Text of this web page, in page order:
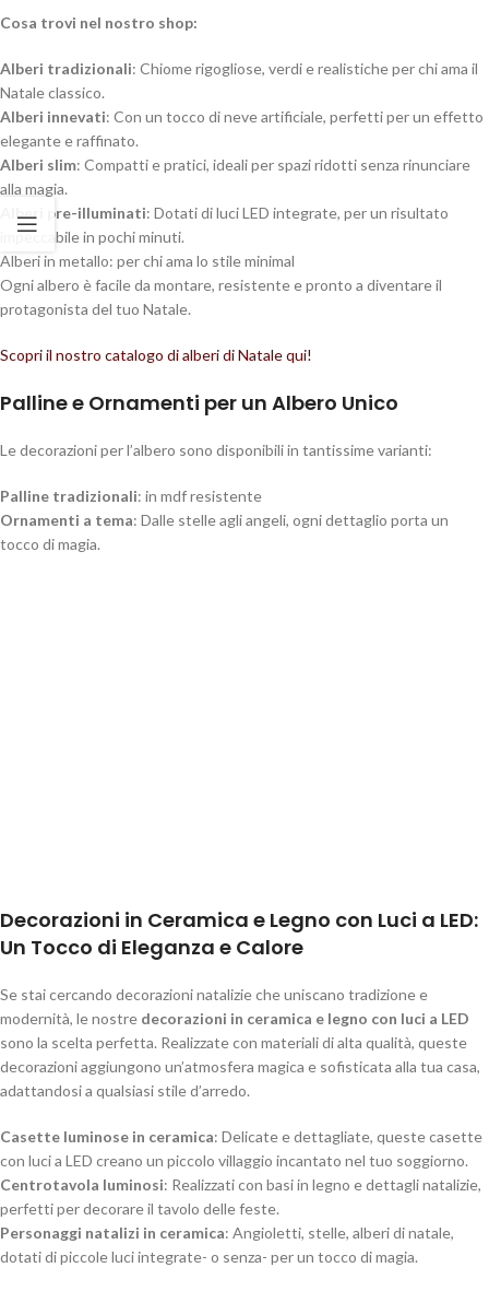
Cosa trovi nel nostro shop:
Alberi tradizionali: Chiome rigogliose, verdi e realistiche per chi ama il
Natale classico.
Alberi innevati: Con un tocco di neve artificiale, perfetti per un effetto
elegante e raffinato.
Alberi slim: Compatti e pratici, ideali per spazi ridotti senza rinunciare
alla magia.
Alberi pre-illuminati: Dotati di luci LED integrate, per un risultato
impeccabile in pochi minuti.
Alberi in metallo: per chi ama lo stile minimal
Ogni albero è facile da montare, resistente e pronto a diventare il
protagonista del tuo Natale.
Scopri il nostro catalogo di alberi di Natale qui!
Palline e Ornamenti per un Albero Unico
Le decorazioni per l’albero sono disponibili in tantissime varianti:
Palline tradizionali: in mdf resistente
Ornamenti a tema: Dalle stelle agli angeli, ogni dettaglio porta un
tocco di magia.
Decorazioni in Ceramica e Legno con Luci a LED:
Un Tocco di Eleganza e Calore
Se stai cercando decorazioni natalizie che uniscano tradizione e
modernità, le nostre decorazioni in ceramica e legno con luci a LED
sono la scelta perfetta. Realizzate con materiali di alta qualità, queste
decorazioni aggiungono un’atmosfera magica e sofisticata alla tua casa,
adattandosi a qualsiasi stile d’arredo.
Casette luminose in ceramica: Delicate e dettagliate, queste casette
con luci a LED creano un piccolo villaggio incantato nel tuo soggiorno.
Centrotavola luminosi: Realizzati con basi in legno e dettagli natalizie,
perfetti per decorare il tavolo delle feste.
Personaggi natalizi in ceramica: Angioletti, stelle, alberi di natale,
dotati di piccole luci integrate- o senza- per un tocco di magia.